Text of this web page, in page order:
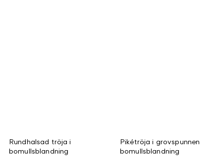
Rundhalsad tröja i
bomullsblandning
Pikétröja i grovspunnen
bomullsblandning